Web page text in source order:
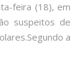
feira (18), em
suspeitos de
a